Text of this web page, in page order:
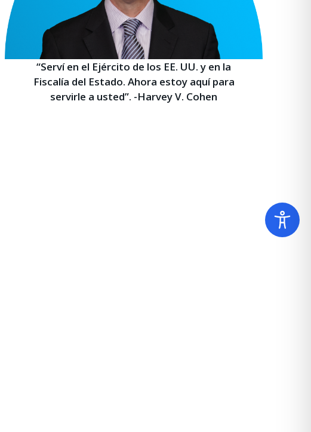
“Serví en el Ejército de los EE. UU. y en la
Fiscalía del Estado. Ahora estoy aquí para
servirle a usted”. -Harvey V. Cohen